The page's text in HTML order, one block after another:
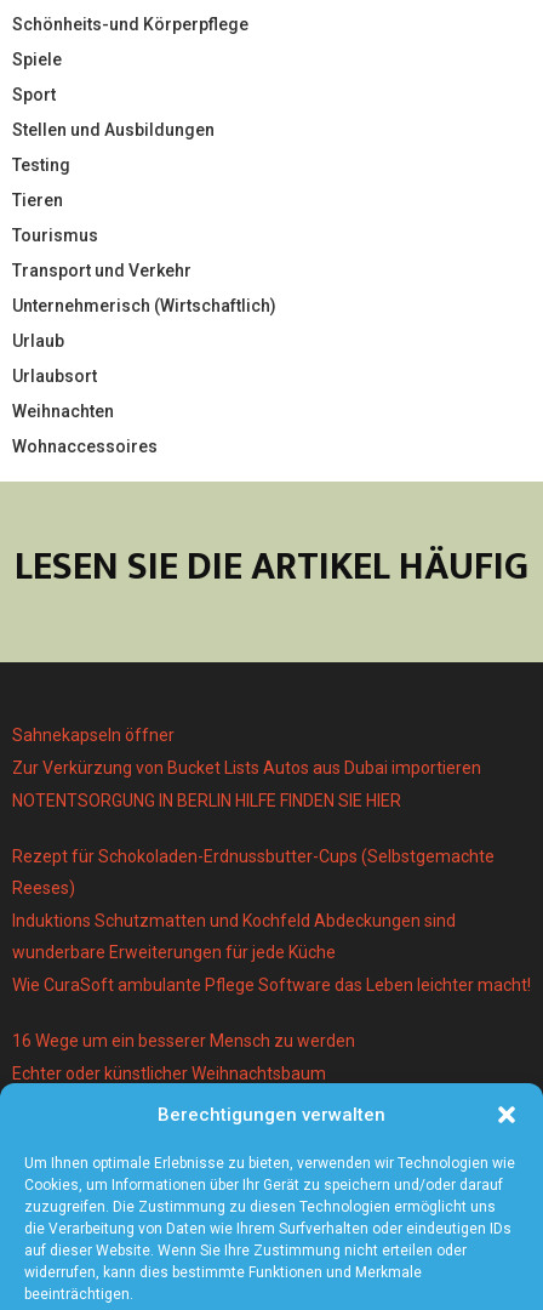
Berechtigungen verwalten
Um Ihnen optimale Erlebnisse zu bieten, verwenden wir Technologien wie
Cookies, um Informationen über Ihr Gerät zu speichern und/oder darauf
zuzugreifen. Die Zustimmung zu diesen Technologien ermöglicht uns
die Verarbeitung von Daten wie Ihrem Surfverhalten oder eindeutigen IDs
auf dieser Website. Wenn Sie Ihre Zustimmung nicht erteilen oder
widerrufen, kann dies bestimmte Funktionen und Merkmale
beeinträchtigen.
Schönheits-und Körperpflege
Spiele
Sport
Stellen und Ausbildungen
Testing
Tieren
Tourismus
Transport und Verkehr
Unternehmerisch (Wirtschaftlich)
Urlaub
Urlaubsort
Weihnachten
Wohnaccessoires
LESEN SIE DIE ARTIKEL HÄUFIG
Sahnekapseln öffner
Zur Verkürzung von Bucket Lists Autos aus Dubai importieren
NOTENTSORGUNG IN BERLIN HILFE FINDEN SIE HIER
Rezept für Schokoladen-Erdnussbutter-Cups (Selbstgemachte
Reeses)
Induktions Schutzmatten und Kochfeld Abdeckungen sind
wunderbare Erweiterungen für jede Küche
Wie CuraSoft ambulante Pflege Software das Leben leichter macht!
16 Wege um ein besserer Mensch zu werden
Echter oder künstlicher Weihnachtsbaum
Warum lohnt es sich einen Magier und Mentalist zu buchen?
Die 5 angesagtesten Schmuck-Trends 2021